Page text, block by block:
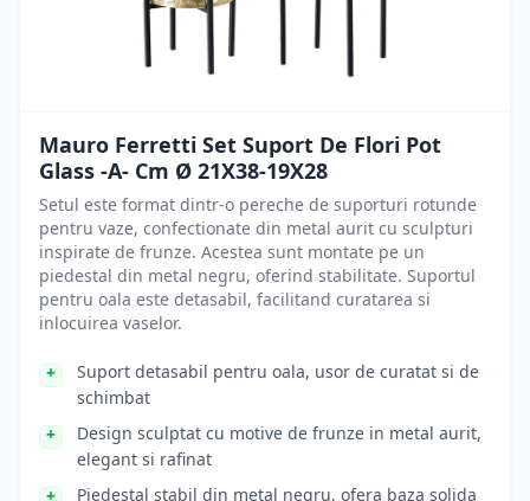
Mauro Ferretti Set Suport De Flori Pot
Glass -A- Cm Ø 21X38-19X28
Setul este format dintr-o pereche de suporturi rotunde
pentru vaze, confectionate din metal aurit cu sculpturi
inspirate de frunze. Acestea sunt montate pe un
piedestal din metal negru, oferind stabilitate. Suportul
pentru oala este detasabil, facilitand curatarea si
inlocuirea vaselor.
Suport detasabil pentru oala, usor de curatat si de
schimbat
Design sculptat cu motive de frunze in metal aurit,
elegant si rafinat
Piedestal stabil din metal negru, ofera baza solida